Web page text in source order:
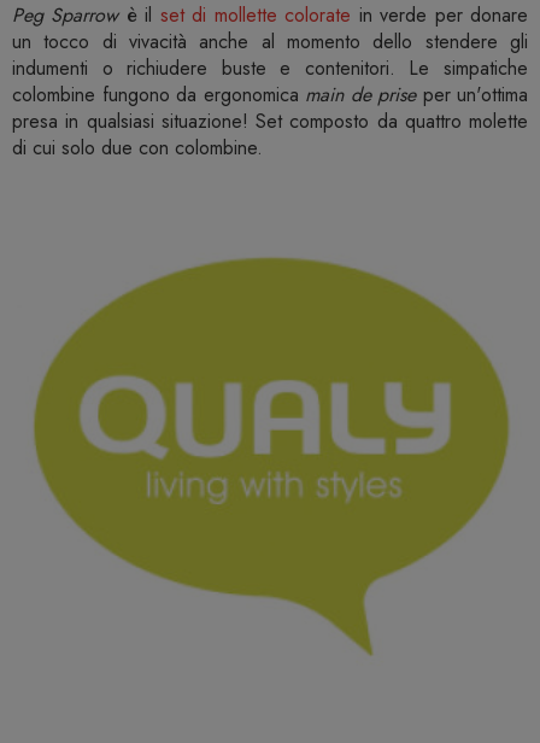
Peg Sparrowè il set di mollette colorate in verde per donare
un tocco di vivacità anche al momento dello stendere gli
indumenti o richiudere buste e contenitori. Le simpatiche
colombine fungono da ergonomica main de priseper un'ottima
presa in qualsiasi situazione! Set composto da quattro molette
di cui solo due con colombine.